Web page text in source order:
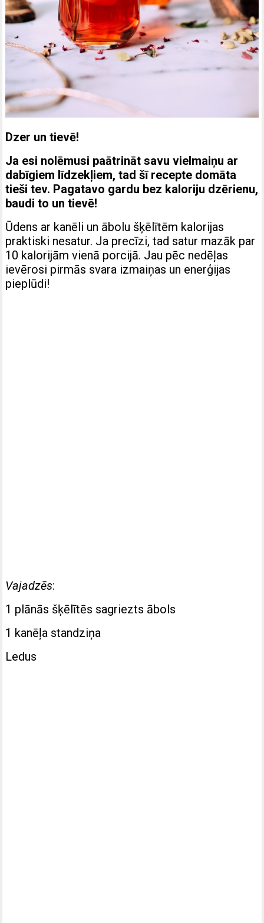
Dzer un tievē!
Ja esi nolēmusi paātrināt savu vielmaiņu ar
dabīgiem līdzekļiem, tad šī recepte domāta
tieši tev. Pagatavo gardu bez kaloriju dzērienu,
baudi to un tievē!
Ūdens ar kanēli un ābolu šķēlītēm kalorijas
praktiski nesatur. Ja precīzi, tad satur mazāk par
10 kalorijām vienā porcijā. Jau pēc nedēļas
ievērosi pirmās svara izmaiņas un enerģijas
pieplūdi!
Vajadzēs:
1 plānās šķēlītēs sagriezts ābols
1 kanēļa standziņa
Ledus